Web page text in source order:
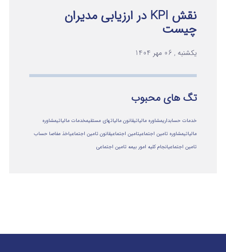
نقش KPI در ارزیابی مدیران
چیست
یکشنبه , 06 مهر 1404
تگ های محبوب
خدمات حسابداریمشاوره مالیاتیقانون مالیاتهای مستقیمخدمات مالیاتیمشاوره
مالياتيمشاوره تامین اجتماعیتامین اجتماعیقانون تامین اجتماعیاخذ مفاصا حساب
تامین اجتماعیانجام کلیه امور بیمه تامین اجتماعی